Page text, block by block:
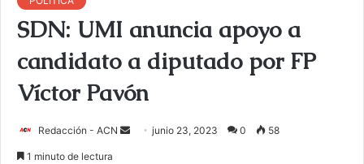
SDN: UMI anuncia apoyo a
candidato a diputado por FP
Víctor Pavón
Redacción - ACN junio 23, 2023 0 58
1 minuto de lectura